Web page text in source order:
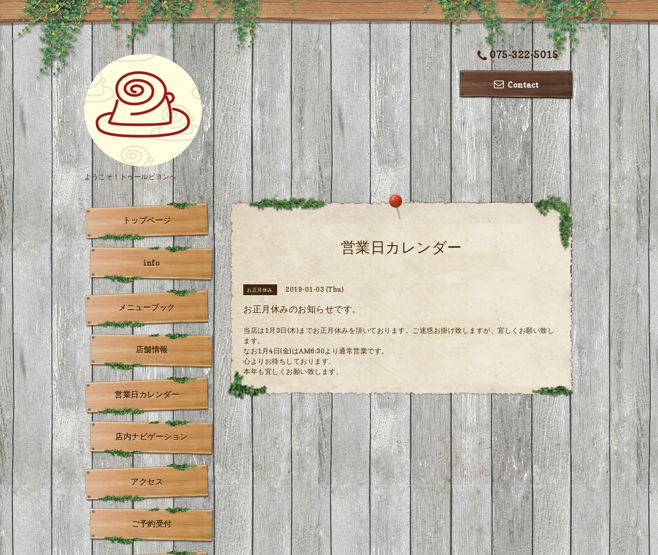
075-322-5015
Contact
ようこそ！トゥールビヨンへ
営業日カレンダー
お正月休み 2019-01-03 (Thu)
お正月休みのお知らせです。
当店は1月3日(木)までお正月休みを頂いております。ご迷惑お掛け致しますが、宜しくお願い致し
ます。
なお1月4日(金)はAM6:30より通常営業です。
心よりお待ちしております。
本年も宜しくお願い致します。
トップページ
info
メニューブック
店舗情報
営業日カレンダー
店内ナビゲーション
アクセス
ご予約受付